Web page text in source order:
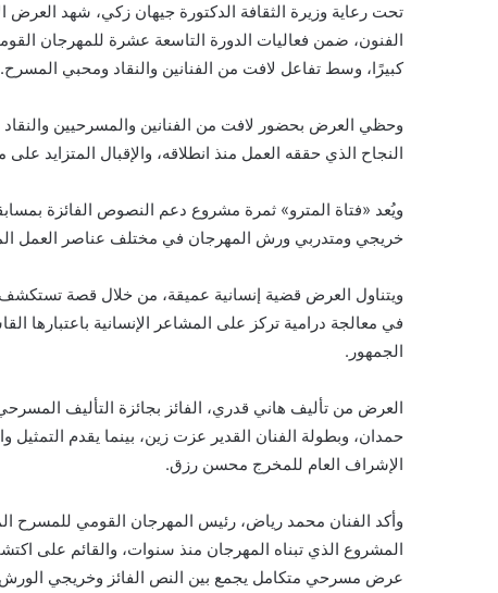
تحت رعاية وزيرة الثقافة الدكتورة جيهان زكي، شهد العرض
الفنون، ضمن فعاليات الدورة التاسعة عشرة للمهرجان
كبيرًا، وسط تفاعل لافت من الفنانين والنقاد ومحبي المسرح.
وحظي العرض بحضور لافت من الفنانين والمسرحيين والنقاد
النجاح الذي حققه العمل منذ انطلاقه، والإقبال المتزايد على
ويُعد «فتاة المترو» ثمرة مشروع دعم النصوص الفائزة
خريجي ومتدربي ورش المهرجان في مختلف عناصر العمل
ويتناول العرض قضية إنسانية عميقة، من خلال قصة تستكشف
في معالجة درامية تركز على المشاعر الإنسانية باعتبارها
الجمهور.
العرض من تأليف هاني قدري، الفائز بجائزة التأليف
حمدان، وبطولة الفنان القدير عزت زين، بينما يقدم
الإشراف العام للمخرج محسن رزق.
وأكد الفنان محمد رياض، رئيس المهرجان القومي للمسرح
المشروع الذي تبناه المهرجان منذ سنوات، والقائم على
عرض مسرحي متكامل يجمع بين النص الفائز وخريجي الورش